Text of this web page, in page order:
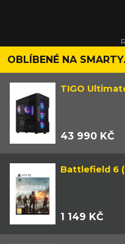
OBLÍBENÉ NA
TIGO
43 990 KČ
Battlefield 6
1 149 KČ